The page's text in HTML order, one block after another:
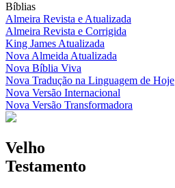
Bíblias
Almeira Revista e Atualizada
Almeira Revista e Corrigida
King James Atualizada
Nova Almeida Atualizada
Nova Bíblia Viva
Nova Tradução na Linguagem de Hoje
Nova Versão Internacional
Nova Versão Transformadora
Velho
Testamento